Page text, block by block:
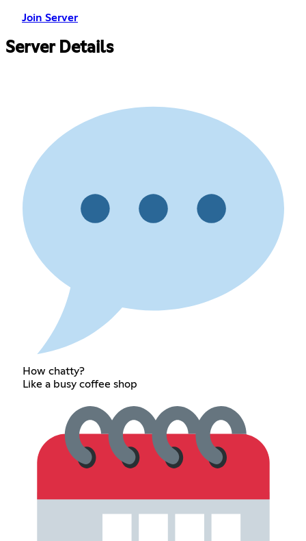
Join Server
Server Details
How chatty?
Like a busy coffee shop